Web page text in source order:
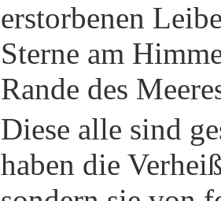
erstorbenen
Sterne am
Rande des
Diese alle sind
haben die